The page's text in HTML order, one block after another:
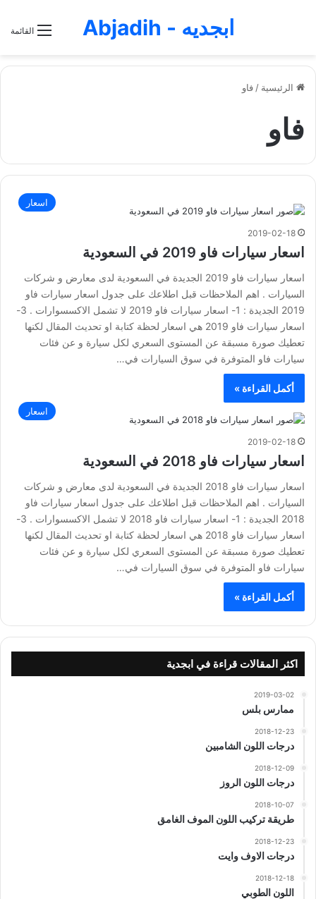
القائمة ابجديه - Abjadih
الرئيسية / فاو
فاو
اسعار
2019-02-18
اسعار سيارات فاو 2019 في السعودية
اسعار سيارات فاو 2019 الجديدة في السعودية لدى معارض و شركات
السيارات . اهم الملاحظات قبل اطلاعك على جدول اسعار سيارات فاو
2019 الجديدة : 1- اسعار سيارات فاو 2019 لا تشمل الاكسسوارات . 3-
اسعار سيارات فاو 2019 هي اسعار لحظة كتابة او تحديث المقال لكنها
تعطيك صورة مسبقة عن المستوى السعري لكل سيارة و عن فئات
سيارات فاو المتوفرة في سوق السيارات في…
أكمل القراءة »
اسعار
2019-02-18
اسعار سيارات فاو 2018 في السعودية
اسعار سيارات فاو 2018 الجديدة في السعودية لدى معارض و شركات
السيارات . اهم الملاحظات قبل اطلاعك على جدول اسعار سيارات فاو
2018 الجديدة : 1- اسعار سيارات فاو 2018 لا تشمل الاكسسوارات . 3-
اسعار سيارات فاو 2018 هي اسعار لحظة كتابة او تحديث المقال لكنها
تعطيك صورة مسبقة عن المستوى السعري لكل سيارة و عن فئات
سيارات فاو المتوفرة في سوق السيارات في…
أكمل القراءة »
اكثر المقالات قراءة في ابجدية
2019-03-02
ممارس بلس
2018-12-23
درجات اللون الشامبين
2018-12-09
درجات اللون الروز
2018-10-07
طريقة تركيب اللون الموف الغامق
2018-12-23
درجات الاوف وايت
2018-12-18
اللون الطوبي